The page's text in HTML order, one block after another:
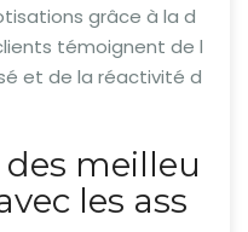
grâce à la d
témoignent de l
et de la réactivité d
meilleu
les ass